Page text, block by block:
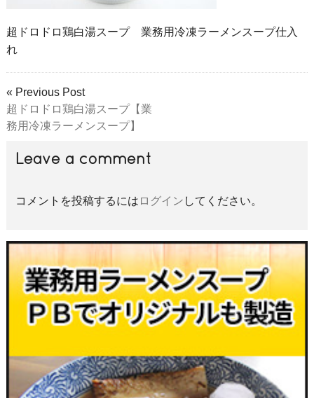
超ドロドロ鶏白湯スープ 業務用冷凍ラーメンスープ仕入
れ
« Previous Post
超ドロドロ鶏白湯スープ【業
務用冷凍ラーメンスープ】
Leave a comment
コメントを投稿するには ログイン してください。